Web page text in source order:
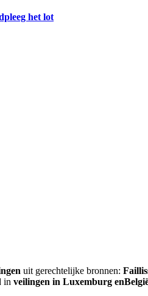
het lot
uit gerechtelijke bronnen:
in veilingen in Luxemburg